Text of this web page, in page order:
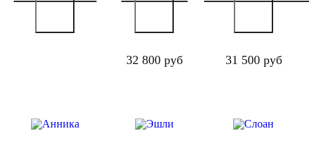
32 800 руб 31 500 руб